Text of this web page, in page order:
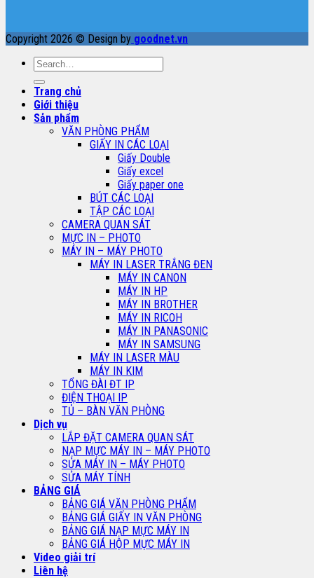
Copyright 2026 © Design by goodnet.vn
Search
for:
Trang chủ
Giới thiệu
Sản phẩm
VĂN PHÒNG PHẨM
GIẤY IN CÁC LOẠI
Giấy Double
Giấy excel
Giấy paper one
BÚT CÁC LOẠI
TẬP CÁC LOẠI
CAMERA QUAN SÁT
MỰC IN – PHOTO
MÁY IN – MÁY PHOTO
MÁY IN LASER TRẮNG ĐEN
MÁY IN CANON
MÁY IN HP
MÁY IN BROTHER
MÁY IN RICOH
MÁY IN PANASONIC
MÁY IN SAMSUNG
MÁY IN LASER MÀU
MÁY IN KIM
TỔNG ĐÀI ĐT IP
ĐIỆN THOẠI IP
TỦ – BÀN VĂN PHÒNG
Dịch vụ
LẮP ĐẶT CAMERA QUAN SÁT
NẠP MỰC MÁY IN – MÁY PHOTO
SỬA MÁY IN – MÁY PHOTO
SỬA MÁY TÍNH
BẢNG GIÁ
BẢNG GIÁ VĂN PHÒNG PHẨM
BẢNG GIÁ GIẤY IN VĂN PHÒNG
BẢNG GIÁ NẠP MỰC MÁY IN
BẢNG GIÁ HỘP MỰC MÁY IN
Video giải trí
Liên hệ